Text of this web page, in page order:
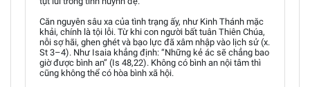
Căn nguyên sâu xa của tình trạng ấy, như Kinh Thánh mặc
khải, chính là tội lỗi. Từ khi con người bất tuân Thiên Chúa,
nỗi sợ hãi, ghen ghét và bạo lực đã xâm nhập vào lịch sử (x.
St 3–4). Như Isaia khẳng định: “Những kẻ ác sẽ chẳng bao
giờ được bình an” (Is 48,22). Không có bình an nội tâm thì
cũng không thể có hòa bình xã hội.